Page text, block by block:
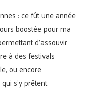
: ce fût une année
boostée pour ma
d’assouvir
à des festivals
ou encore
s’y prêtent.